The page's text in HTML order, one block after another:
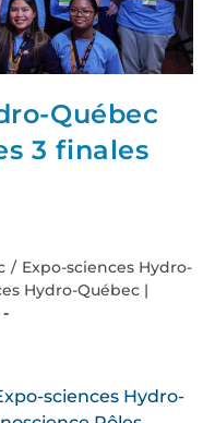
Québec
3 finales
/ Expo-sciences Hydro-
Hydro-Québec |
sciences Hydro-